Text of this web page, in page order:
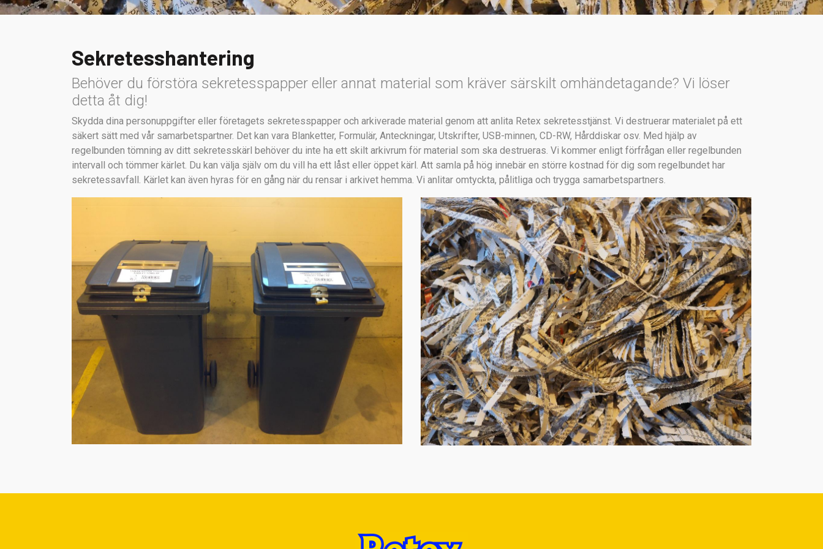
Sekretesshantering
Behöver du förstöra sekretesspapper eller annat material som kräver särskilt omhändetagande? Vi löser
detta åt dig!
Skydda dina personuppgifter eller företagets sekretesspapper och arkiverade material genom att anlita Retex sekretesstjänst. Vi destruerar materialet på ett
säkert sätt med vår samarbetspartner. Det kan vara Blanketter, Formulär, Anteckningar, Utskrifter, USB-minnen, CD-RW, Hårddiskar osv. Med hjälp av
regelbunden tömning av ditt sekretesskärl behöver du inte ha ett skilt arkivrum för material som ska destrueras. Vi kommer enligt förfrågan eller regelbunden
intervall och tömmer kärlet. Du kan välja själv om du vill ha ett låst eller öppet kärl. Att samla på hög innebär en större kostnad för dig som regelbundet har
sekretessavfall. Kärlet kan även hyras för en gång när du rensar i arkivet hemma. Vi anlitar omtyckta, pålitliga och trygga samarbetspartners.